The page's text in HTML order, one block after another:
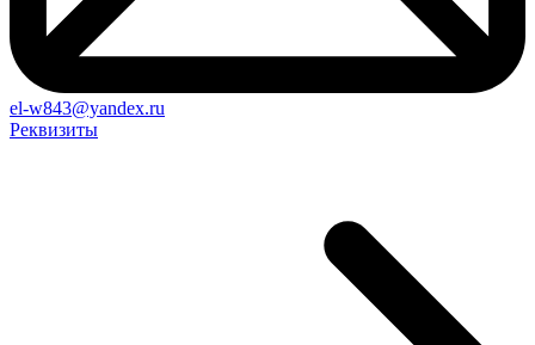
el-w843@yandex.ru
Реквизиты